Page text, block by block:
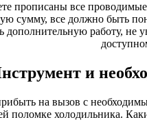
прописаны все
сумму, все должно быть
работу, не
и
на вызов с
поломке холодильника.